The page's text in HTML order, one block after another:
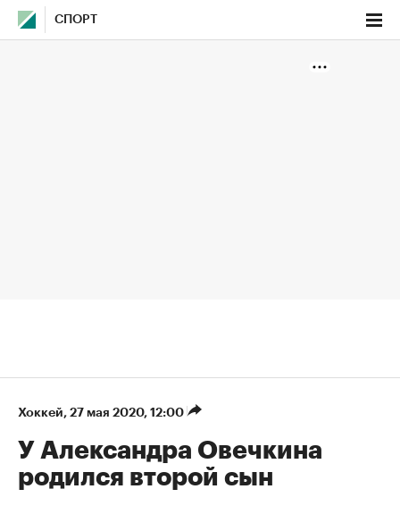
СПОРТ
Хоккей⁠, 27 мая 2020, 12:00
У Александра Овечкина
родился второй сын